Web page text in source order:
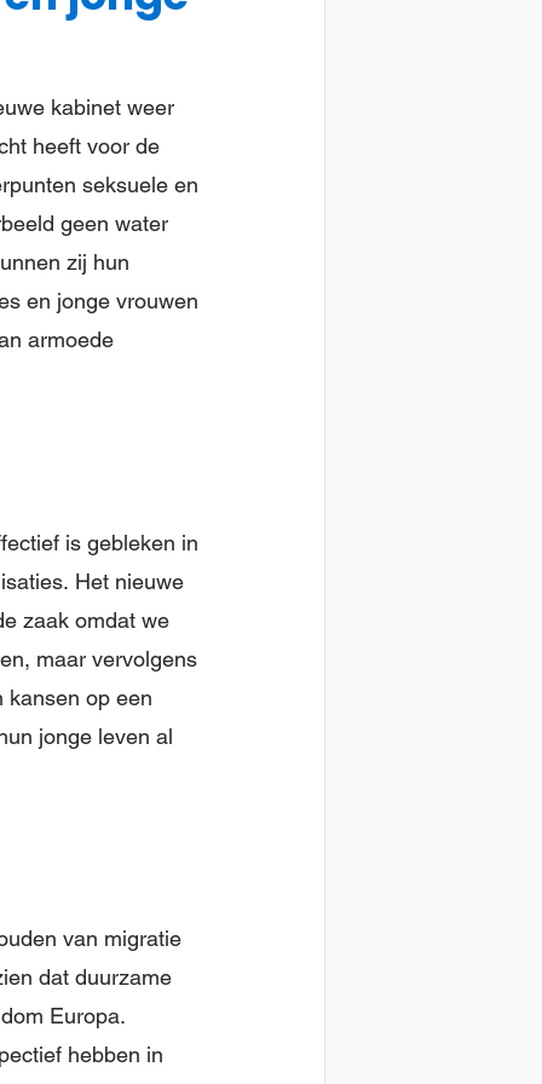
kabinet weer
heeft voor de
seksuele en
geen water
zij hun
en jonge vrouwen
armoede
is gebleken in
Het nieuwe
zaak omdat we
maar vervolgens
kansen op een
jonge leven al
van migratie
dat duurzame
Europa.
hebben in